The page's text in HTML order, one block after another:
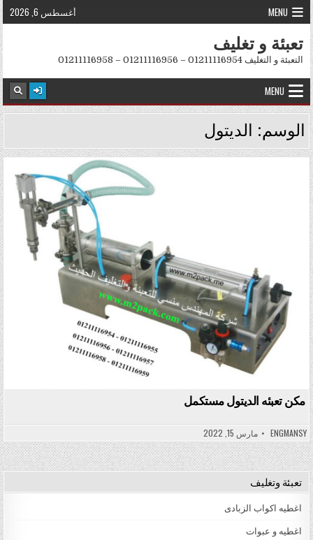
Skip to content
MENU أغسطس 6, 2026
تعبئة و تغليف
التعبئة و التغليف 01211116954 – 01211116956 – 01211116958
MENU
الوسم: الديتول
مكن تعبئه الديتول مستكمل
ENGMANSY مارس 15, 2022
تعبئة وتغليف
اغطيه اكواب الزبادى
اغطيه و عبوات